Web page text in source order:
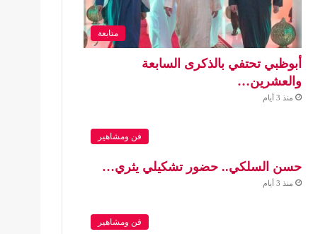
متابعة
أبوظبي تحتفي بالذكرى السابعة
والعشرين…
منذ 3 أيام
فن ومشاهير
حسن السلكي.. حضور تشكيلي يثري…
منذ 3 أيام
فن ومشاهير